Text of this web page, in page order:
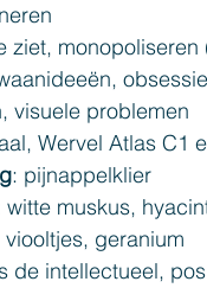
ziet,
visuele problemen
Wervel Atlas C1
: pijnappelklier
witte muskus,
viooltjes, geranium
de intellectueel,